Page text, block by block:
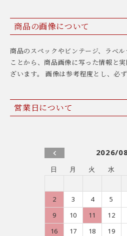
商品の画像について
商品のスペックやビンテージ、ラベ
ことから、商品画像に写った情報と
ざいます。 画像は参考程度とし、必
営業日について
2026/
日 月 火 水
2
3 4 5
9
10 11 12
16
17 18 19